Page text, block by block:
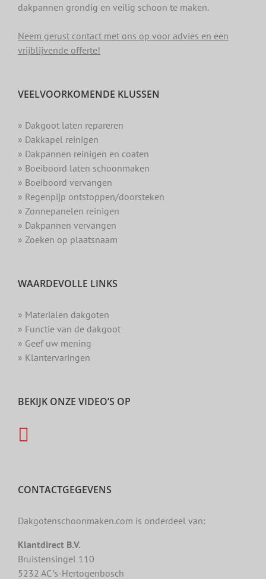
dakpannen grondig en veilig schoon te maken.
Neem gerust contact met ons op voor advies en een
vrijblijvende offerte!
VEELVOORKOMENDE KLUSSEN
» Dakgoot laten repareren
» Dakkapel reinigen
» Dakpannen reinigen en coaten
» Boeiboord laten schoonmaken
» Boeiboord vervangen
» Regenpijp ontstoppen/doorsteken
» Zonnepanelen reinigen
» Dakpannen vervangen
» Zoeken op plaatsnaam
WAARDEVOLLE LINKS
» Materialen dakgoten
» Functie van de dakgoot
» Geef uw mening
» Klantervaringen
BEKIJK ONZE VIDEO’S OP
CONTACTGEGEVENS
Dakgotenschoonmaken.com is onderdeel van:
Klantdirect B.V.
Bruistensingel 110
5232 AC ’s-Hertogenbosch